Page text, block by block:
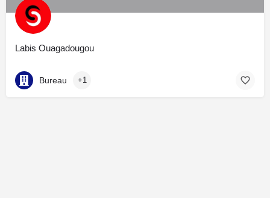
Labis Ouagadougou
Bureau +1